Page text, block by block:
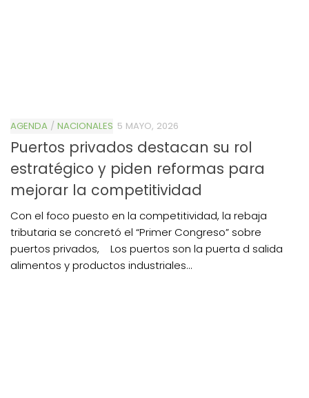
AGENDA / NACIONALES 5 MAYO, 2026
Puertos privados destacan su rol
estratégico y piden reformas para
mejorar la competitividad
Con el foco puesto en la competitividad, la rebaja
tributaria se concretó el “Primer Congreso” sobre
puertos privados, Los puertos son la puerta d salida
alimentos y productos industriales...